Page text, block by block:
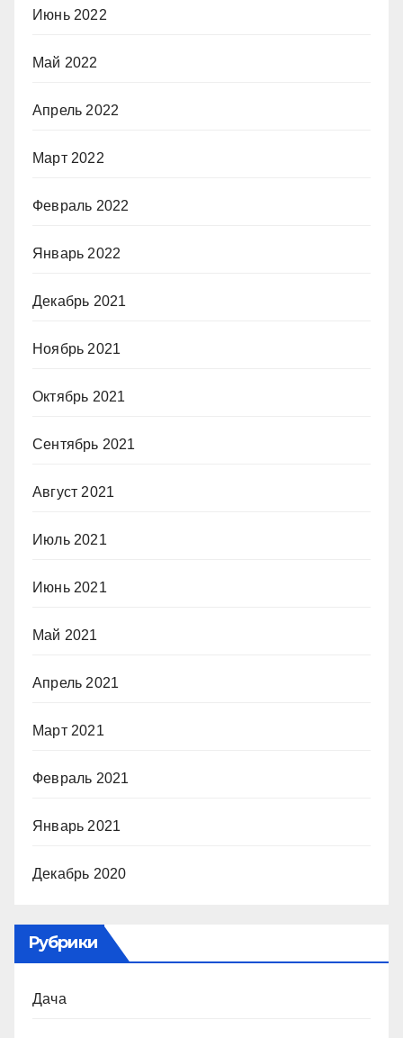
Июнь 2022
Май 2022
Апрель 2022
Март 2022
Февраль 2022
Январь 2022
Декабрь 2021
Ноябрь 2021
Октябрь 2021
Сентябрь 2021
Август 2021
Июль 2021
Июнь 2021
Май 2021
Апрель 2021
Март 2021
Февраль 2021
Январь 2021
Декабрь 2020
Рубрики
Дача